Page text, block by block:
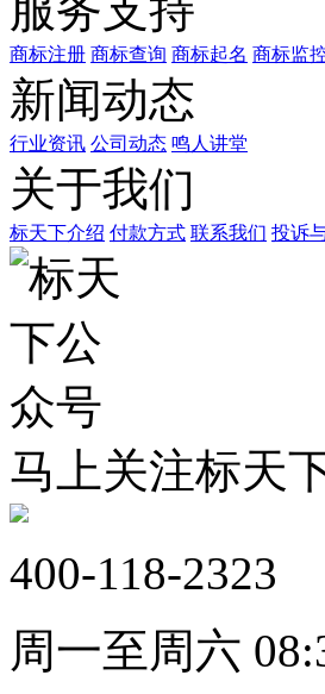
服务支持
商标注册 商标查询 商标起名 商标监
新闻动态
行业资讯 公司动态 鸣人讲堂
关于我们
标天下介绍 付款方式 联系我们 投诉
马上关注标天
400-118-2323
周一至周六